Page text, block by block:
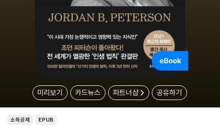
미리보기 카드뉴스 파트너샵 공유하기
소득공제 EPUB